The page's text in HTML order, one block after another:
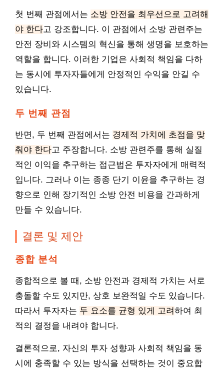
첫 번째 관점에서는 소방 안전을 최우선으로 고려해
야 한다고 강조합니다. 이 관점에서 소방 관련주는
안전 장비와 시스템의 혁신을 통해 생명을 보호하는
역할을 합니다. 이러한 기업은 사회적 책임을 다하
는 동시에 투자자들에게 안정적인 수익을 안길 수
있습니다.
두 번째 관점
반면, 두 번째 관점에서는 경제적 가치에 초점을 맞
춰야 한다고 주장합니다. 소방 관련주를 통해 실질
적인 이익을 추구하는 접근법은 투자자에게 매력적
입니다. 그러나 이는 종종 단기 이윤을 추구하는 경
향으로 인해 장기적인 소방 안전 비용을 간과하게
만들 수 있습니다.
결론 및 제안
종합 분석
종합적으로 볼 때, 소방 안전과 경제적 가치는 서로
충돌할 수도 있지만, 상호 보완적일 수도 있습니다.
따라서 투자자는 두 요소를 균형 있게 고려하여 최
적의 결정을 내려야 합니다.
결론적으로, 자신의 투자 성향과 사회적 책임을 동
시에 충족할 수 있는 방식을 선택하는 것이 중요합